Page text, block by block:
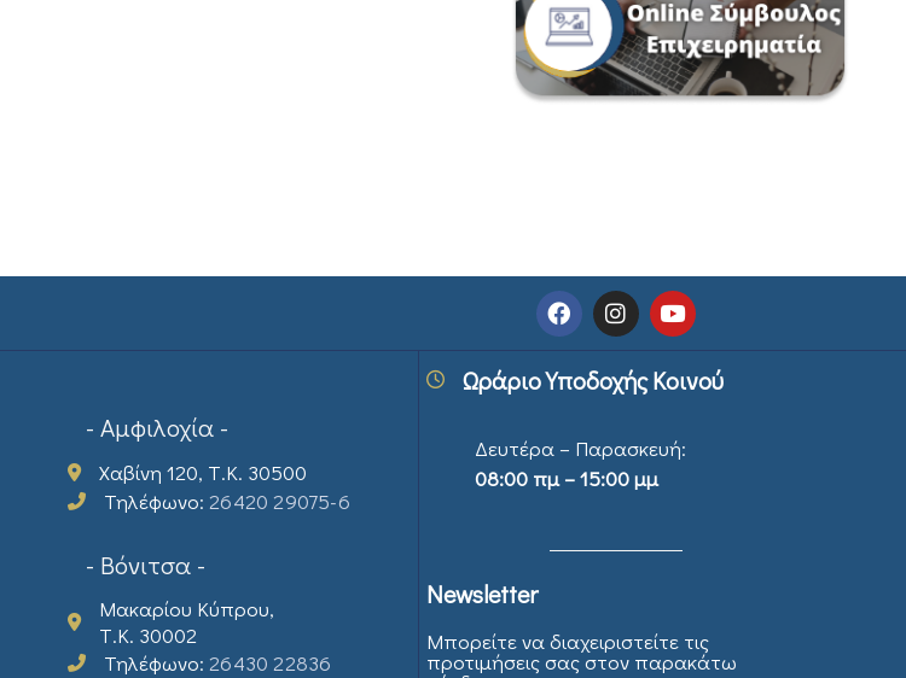
- Αμφιλοχία -
Χαβίνη 120, Τ.Κ. 30500
Τηλέφωνο:26420 29075-6
- Βόνιτσα -
Μακαρίου Κύπρου,
Τ.Κ. 30002
Τηλέφωνο:26430 22836
Ωράριο Υποδοχής Κοινού
Δευτέρα – Παρασκευή:
08:00 πμ – 15:00 μμ
Newsletter
Μπορείτε να διαχειριστείτε τις
προτιμήσεις σας στον παρακάτω